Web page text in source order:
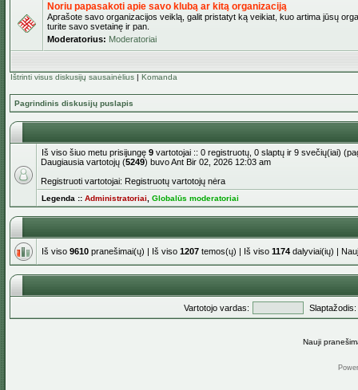
Noriu papasakoti apie savo klubą ar kitą organizaciją
Aprašote savo organizacijos veiklą, galit pristatyt ką veikiat, kuo artima jūsų
turite savo svetainę ir pan.
Moderatorius: Moderatoriai
Ištrinti visus diskusijų sausainėlius | Komanda
Pagrindinis diskusijų puslapis
Iš viso šiuo metu prisijungę 9 vartotojai :: 0 registruotų, 0 slaptų ir 9 svečių(iai)
Daugiausia vartotojų (5249) buvo Ant Bir 02, 2026 12:03 am
Registruoti vartotojai: Registruotų vartotojų nėra
Legenda :: Administratoriai Globalūs moderatoriai
Iš viso 9610 pranešimai(ų) | Iš viso 1207 temos(ų) | Iš viso 1174 dalyviai(ių) |
Vartotojo vardas: Slaptažodis:
Nauji